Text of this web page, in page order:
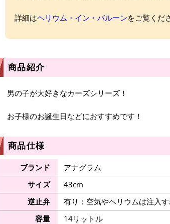
詳細はヘリウム・イン・バルーンをご覧くだ
商品紹介
男の子が大好きなカーズシリーズ！
お子様のお誕生日などにおすすめです！
商品仕様
ブランド
アナグラム
サイズ
43cm
逆止弁
有り：空気やヘリウムは注入
容量
14リットル